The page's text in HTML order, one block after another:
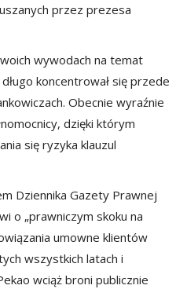
przez prezesa
wywodach na temat
koncentrował się przede
Obecnie wyraźnie
dzięki którym
się ryzyka klauzul
Dziennika Gazety Prawnej
o „prawniczym skoku na
umowne klientów
wszystkich latach i
wciąż broni publicznie